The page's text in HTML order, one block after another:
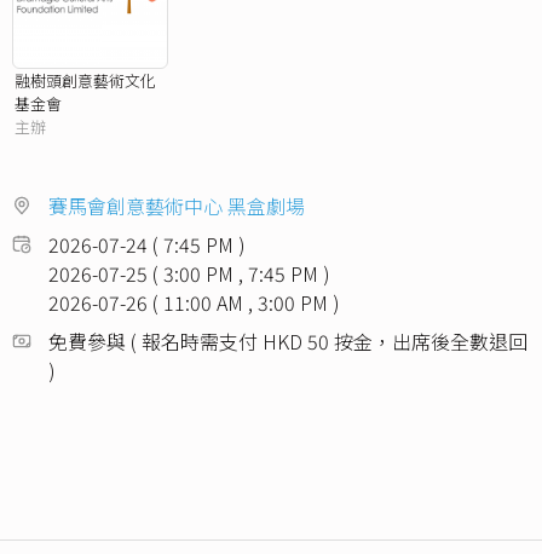
融樹頭創意藝術文化
基金會
主辦
賽馬會創意藝術中心 黑盒劇場
2026-07-24 ( 7:45 PM )
2026-07-25 ( 3:00 PM , 7:45 PM )
2026-07-26 ( 11:00 AM , 3:00 PM )
免費參與 ( 報名時需支付 HKD 50 按金，出席後全數退回
)